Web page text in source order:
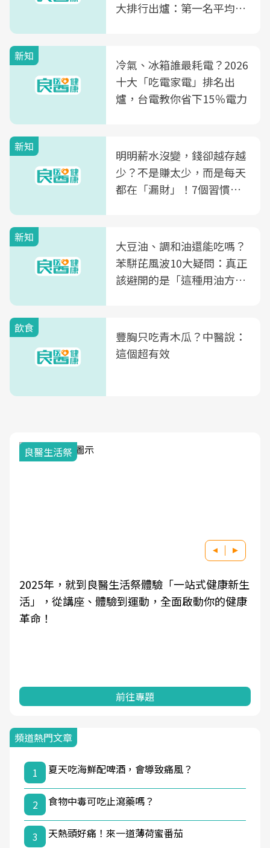
大排行出爐：第一名平均一
新知
冷氣、冰箱誰最耗電？2026
十大「吃電家電」排名出
爐，台電教你省下15％電力
新知
明明薪水沒變，錢卻越存越
少？不是賺太少，而是每天
都在「漏財」！7個習慣一
新知
大豆油、調和油還能吃嗎？
苯駢芘風波10大疑問：真正
該避開的是「這種用油方
飲食
豐胸只吃青木瓜？中醫說：
這個超有效
良醫生活祭
2025年，就到良醫生活祭體驗「一站式健康新生
活」，從講座、體驗到運動，全面啟動你的健康
革命！
前往專題
頻道熱門文章
1 夏天吃海鮮配啤酒，會導致痛風？
2 食物中毒可吃止瀉藥嗎？
3 天熱頭好痛！來一道薄荷蜜番茄